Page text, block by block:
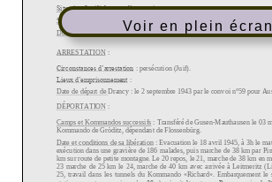
Voir en plein écran